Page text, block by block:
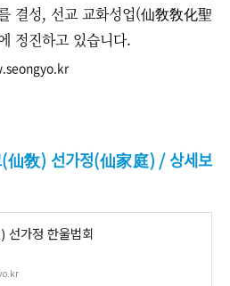
결성, 선교 교화성업(仙敎敎化聖
정진하고 있습니다.
仙敎) 선가정(仙家庭) / 상세보
선가정 한울법회